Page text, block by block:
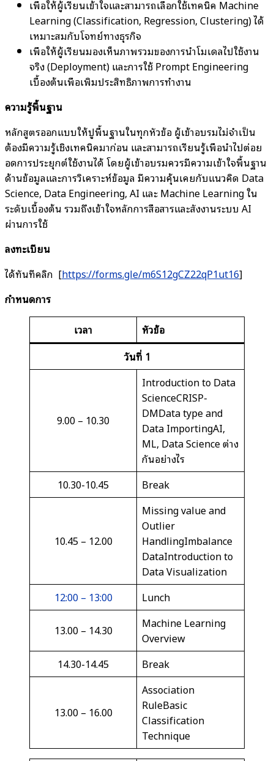
เพื่อให้ผู้เรียนเข้าใจและสามารถเลือกใช้เทคนิค Machine
Learning (Classification, Regression, Clustering) ได้
เหมาะสมกับโจทย์ทางธุรกิจ
เพื่อให้ผู้เรียนมองเห็นภาพรวมของการนำโมเดลไปใช้งาน
จริง (Deployment) และการใช้ Prompt Engineering
เบื้องต้นเพื่อเพิ่มประสิทธิภาพการทำงาน
ความรู้พื้นฐาน
หลักสูตรออกแบบให้ปูพื้นฐานในทุกหัวข้อ ผู้เข้าอบรมไม่จำเป็น
ต้องมีความรู้เชิงเทคนิคมาก่อน และสามารถเรียนรู้เพื่อนำไปต่อย
อดการประยุกต์ใช้งานได้ โดยผู้เข้าอบรมควรมีความเข้าใจพื้นฐาน
ด้านข้อมูลและการวิเคราะห์ข้อมูล มีความคุ้นเคยกับแนวคิด Data
Science, Data Engineering, AI และ Machine Learning ใน
ระดับเบื้องต้น รวมถึงเข้าใจหลักการสื่อสารและสั่งงานระบบ AI
ผ่านการใช้
ลงทะเบียน
ได้ทันทีคลิก [https://forms.gle/m6S12gCZ22qP1ut16]
กำหนดการ
เวลา
หัวข้อ
วันที่ 1
9.00 – 10.30
Introduction to Data
ScienceCRISP-
DMData type and
Data ImportingAI,
ML, Data Science ต่าง
กันอย่างไร
10.30-10.45
Break
10.45 – 12.00
Missing value and
Outlier
HandlingImbalance
DataIntroduction to
Data Visualization
12:00 – 13:00
Lunch
13.00 – 14.30
Machine Learning
Overview
14.30-14.45
Break
13.00 – 16.00
Association
RuleBasic
Classification
Technique